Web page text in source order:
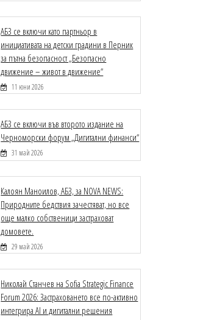
АБЗ се включи като партньор в
инициативата на детски градини в Перник
за пътна безопасност „Безопасно
движение – живот в движение“
11 юни 2026
АБЗ се включи във второто издание на
Черноморски форум „Дигитални финанси“
31 май 2026
Калоян Маноилов, АБЗ, за NOVA NEWS:
Природните бедствия зачестяват, но все
още малко собственици застраховат
домовете.
29 май 2026
Николай Станчев на Sofia Strategic Finance
Forum 2026: Застраховането все по-активно
интегрира AI и дигитални решения